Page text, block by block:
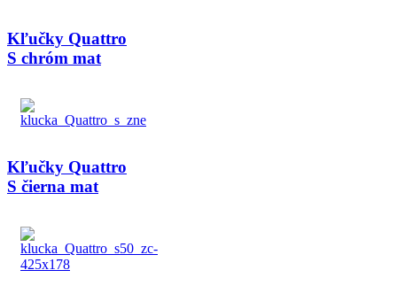
Kľučky Quattro
S chróm mat
Kľučky Quattro
S čierna mat